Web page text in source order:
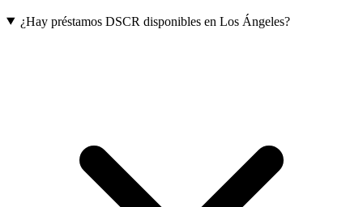
¿Hay préstamos DSCR disponibles en Los Ángeles?